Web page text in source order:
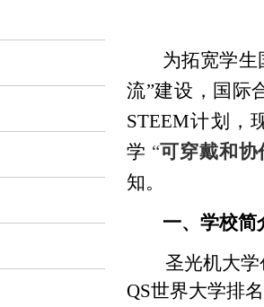
为拓宽学生
流”建设，国际
STEEM计划，
学 “可穿戴和协
知。
一、学校简
圣光机大
QS世界大学排